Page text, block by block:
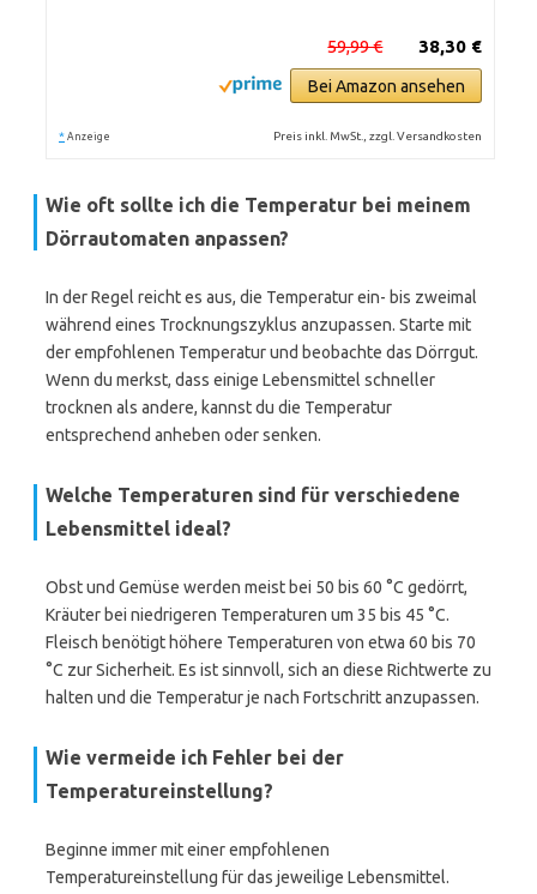
38,30 €
59,99 €
Bei Amazon ansehen
* Anzeige Preis inkl. MwSt., zzgl. Versandkosten
Wie oft sollte ich die Temperatur bei meinem
Dörrautomaten anpassen?
In der Regel reicht es aus, die Temperatur ein- bis zweimal
während eines Trocknungszyklus anzupassen. Starte mit
der empfohlenen Temperatur und beobachte das Dörrgut.
Wenn du merkst, dass einige Lebensmittel schneller
trocknen als andere, kannst du die Temperatur
entsprechend anheben oder senken.
Welche Temperaturen sind für verschiedene
Lebensmittel ideal?
Obst und Gemüse werden meist bei 50 bis 60 °C gedörrt,
Kräuter bei niedrigeren Temperaturen um 35 bis 45 °C.
Fleisch benötigt höhere Temperaturen von etwa 60 bis 70
°C zur Sicherheit. Es ist sinnvoll, sich an diese Richtwerte zu
halten und die Temperatur je nach Fortschritt anzupassen.
Wie vermeide ich Fehler bei der
Temperatureinstellung?
Beginne immer mit einer empfohlenen
Temperatureinstellung für das jeweilige Lebensmittel.